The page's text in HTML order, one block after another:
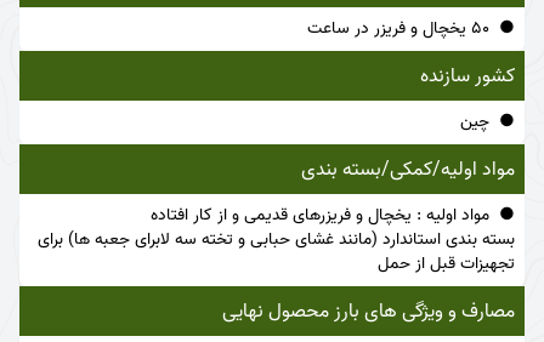
کشور سازنده
چین
مواد اولیه/کمکی/بسته بندی
مواد اولیه : یخچال و فریزرهای قدیمی و از کار افتاده
بسته بندی استاندارد (مانند غشای حبابی و تخته سه لابرای جعبه ها) برای
تجهیزات قبل از حمل
مصارف و ویژگی های بارز محصول نهایی